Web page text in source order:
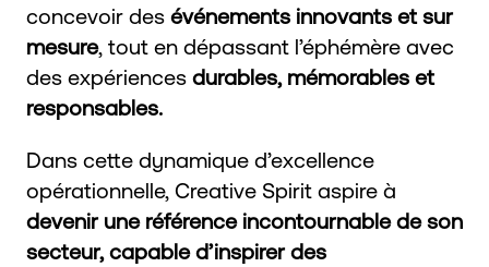
concevoir des événements innovants et sur
mesure, tout en dépassant l’éphémère avec
des expériences durables, mémorables et
responsables.
Dans cette dynamique d’excellence
opérationnelle, Creative Spirit aspire à
devenir une référence incontournable de son
secteur, capable d’inspirer des